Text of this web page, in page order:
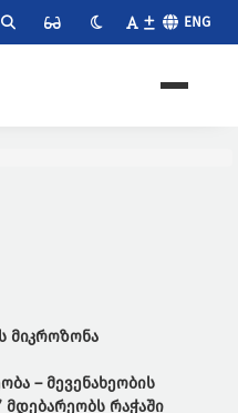
ENG
მიკროზონა
– მევენახეობის
მდებარეობს რაჭაში